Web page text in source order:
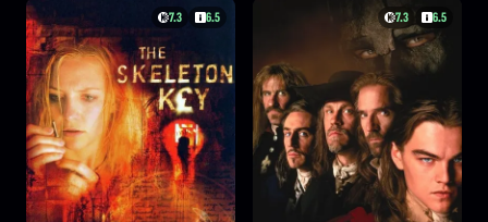
7.3 6.5 7.3 6.5